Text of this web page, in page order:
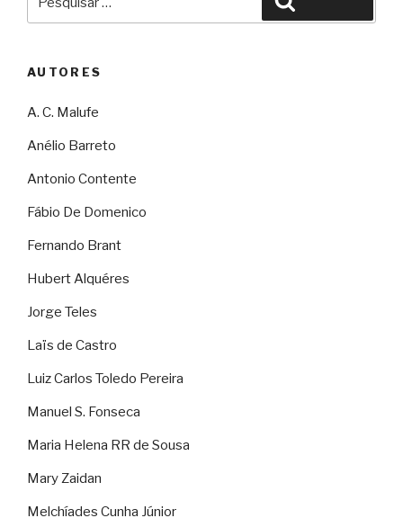
AUTORES
A. C. Malufe
Anélio Barreto
Antonio Contente
Fábio De Domenico
Fernando Brant
Hubert Alquéres
Jorge Teles
Laïs de Castro
Luiz Carlos Toledo Pereira
Manuel S. Fonseca
Maria Helena RR de Sousa
Mary Zaidan
Melchíades Cunha Júnior